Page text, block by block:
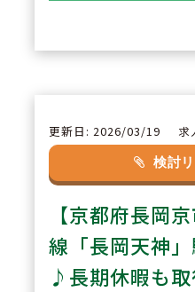
【住宅サポート
スタート可能】
法人契約によ
なく、家賃も
負担。新たな
務を開始できま
更新日: 2026/03/19 求
検討
【京都府長岡
線「長岡天神
♪長期休暇も